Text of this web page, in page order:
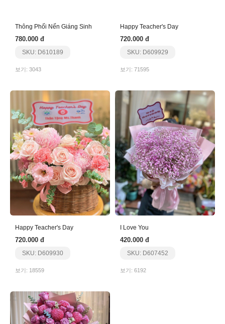
Thông Phối Nến Giáng Sinh
780.000 đ
SKU: D610189
보기: 3043
Happy Teacher's Day
720.000 đ
SKU: D609929
보기: 71595
Happy Teacher's Day
720.000 đ
SKU: D609930
보기: 18559
I Love You
420.000 đ
SKU: D607452
보기: 6192